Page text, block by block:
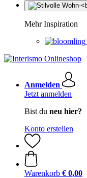
Mehr Inspiration
Anmelden
Jetzt anmelden
Bist du neu hier?
Konto erstellen
Warenkorb € 0,00